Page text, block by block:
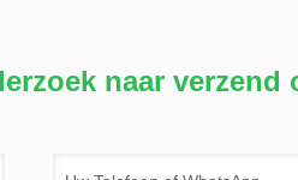
naar verzend